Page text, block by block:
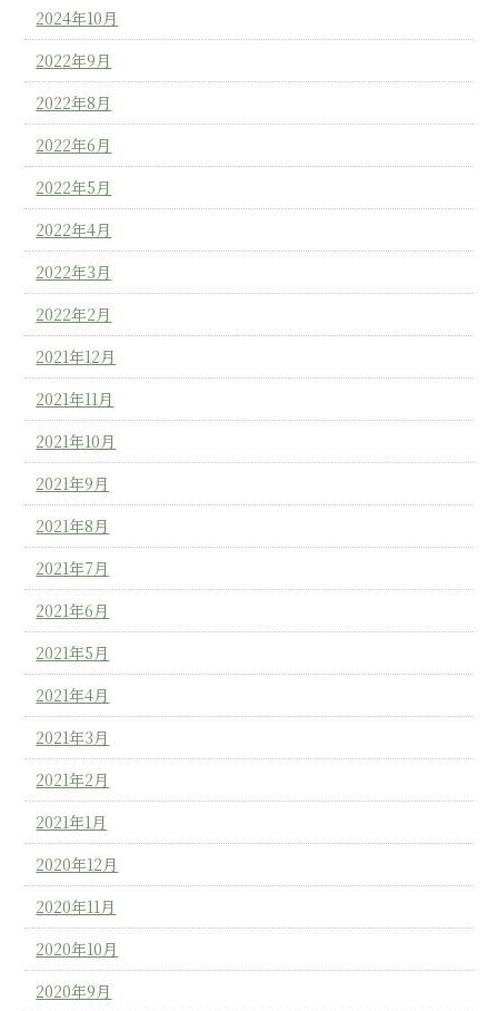
2024年10月
2022年9月
2022年8月
2022年6月
2022年5月
2022年4月
2022年3月
2022年2月
2021年12月
2021年11月
2021年10月
2021年9月
2021年8月
2021年7月
2021年6月
2021年5月
2021年4月
2021年3月
2021年2月
2021年1月
2020年12月
2020年11月
2020年10月
2020年9月